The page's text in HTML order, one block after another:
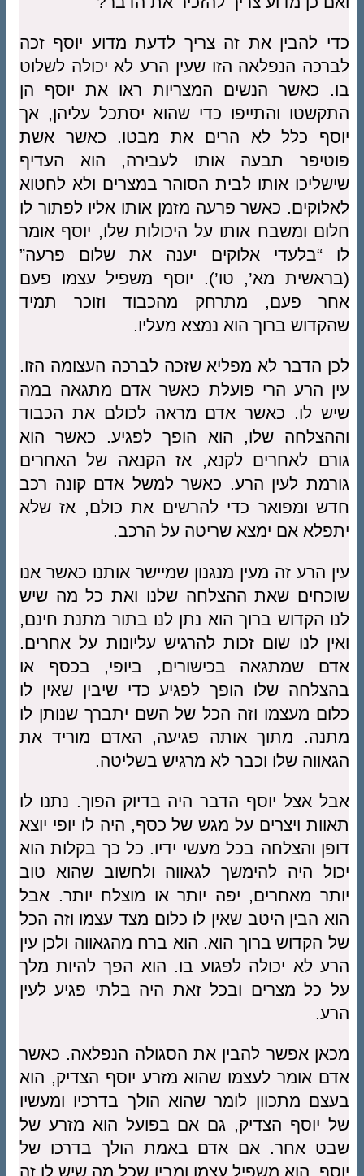
כדי להבין את זה צריך לדעת מדוע יוסף זכה
לברכה הנפלאה הזו שעין הרע לא יכולה לשלוט
בו. כאשר הנשים המצריות ראו את יוסף הן
התקשטו והתייפו כדי שהוא יסתכל עליהן, אך
יוסף כלל לא הרים את מבטו. כאשר אשת
פוטיפר תבעה אותו לעבירה, הוא העדיף
שישליכו אותו לבית הסוהר במצרים ולא לחטוא
לאלוקים. כאשר פרעה מזמן אותו אליו לפתור לו
חלום ומשבח אותו על היכולות שלו, יוסף אומר
לו “בלעדי אלוקים יענה את שלום פרעה”
(בראשית מא’, טו’). יוסף משפיל עצמו פעם
אחר פעם, מתרחק מהכבוד וזוכר תמיד
שהקדוש ברוך הוא נמצא מעליו.
לכן הדבר לא מפליא שזכה לברכה העצומה הזו.
עין הרע הרי פועלת כאשר אדם מתגאה במה
שיש לו. כאשר אדם מראה לכולם את הכבוד
וההצלחה שלו, הוא הופך לפגיע. כאשר הוא
גורם לאחרים לקנא, אז הקנאה של האחרים
גורמת לעין הרע. כאשר למשל אדם קונה רכב
חדש ומפואר כדי להרשים את כולם, אז שלא
יתפלא אם ימצא שריטה על הרכב.
עין הרע זה מעין מנגנון שמיישר אותנו כאשר אנו
שוכחים שאת ההצלחה שלנו ואת כל מה שיש
לנו הקדוש ברוך הוא נתן לנו בתור מתנת חינם,
ואין לנו שום זכות להרגיש עליונות על אחרים.
אדם שמתגאה בכישורים, ביופי, בכסף או
בהצלחה שלו הופך לפגיע כדי שיבין שאין לו
כלום מעצמו וזה הכל של השם יתברך שנותן לו
מתנה. מתוך אותה פגיעה, האדם מוריד את
הגאווה שלו וכבר לא מרגיש בשליטה.
אבל אצל יוסף הדבר היה בדיוק הפוך. נתנו לו
תאוות ויצרים על מגש של כסף, היה לו יופי יוצא
דופן והצלחה בכל מעשי ידיו. כל כך בקלות הוא
יכול היה להימשך לגאווה ולחשוב שהוא טוב
יותר מאחרים, יפה יותר או מוצלח יותר. אבל
הוא הבין היטב שאין לו כלום מצד עצמו וזה הכל
של הקדוש ברוך הוא. הוא ברח מהגאווה ולכן עין
הרע לא יכולה לפגוע בו. הוא הפך להיות מלך
על כל מצרים ובכל זאת היה בלתי פגיע לעין
הרע.
מכאן אפשר להבין את הסגולה הנפלאה. כאשר
אדם אומר לעצמו שהוא מזרע יוסף הצדיק, הוא
בעצם מתכוון לומר שהוא הולך בדרכיו ומעשיו
של יוסף הצדיק, גם אם בפועל הוא מזרע של
שבט אחר. אם אדם באמת הולך בדרכו של
יוסף, הוא משפיל עצמו ומבין שכל מה שיש לו זה